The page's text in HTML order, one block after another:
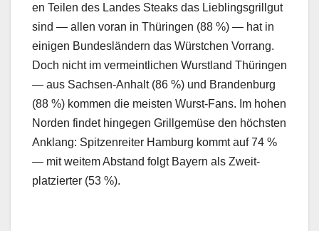
en Teilen des Lan­des Steaks das Lieblings­grillgut
sind — allen voran in Thürin­gen (88 %) — hat in
eini­gen Bun­deslän­dern das Würstchen Vor­rang.
Doch nicht im ver­meintlichen Wurst­land Thürin­gen
— aus Sach­sen-Anhalt (86 %) und Bran­den­burg
(88 %) kom­men die meis­ten Wurst-Fans. Im hohen
Nor­den find­et hinge­gen Grill­gemüse den höch­sten
Anklang: Spitzen­re­it­er Ham­burg kommt auf 74 %
— mit weit­em Abstand fol­gt Bay­ern als Zweit­
platziert­er (53 %).